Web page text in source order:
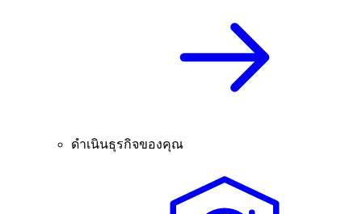
ดำเนินธุรกิจของคุณ